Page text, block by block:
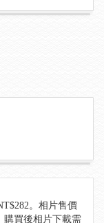
。相片售價
購買後相片下載需